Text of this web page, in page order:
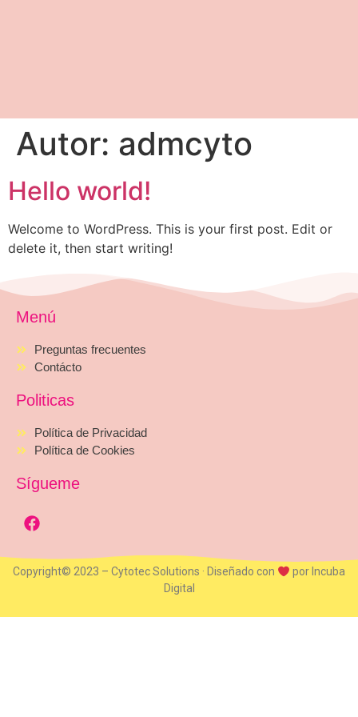
Autor: admcyto
Hello world!
Welcome to WordPress. This is your first post. Edit or
delete it, then start writing!
Menú
Preguntas frecuentes
Contácto
Politicas
Política de Privacidad
Política de Cookies
Sígueme
Copyright© 2023 – Cytotec Solutions · Diseñado con
por Incuba
Digital